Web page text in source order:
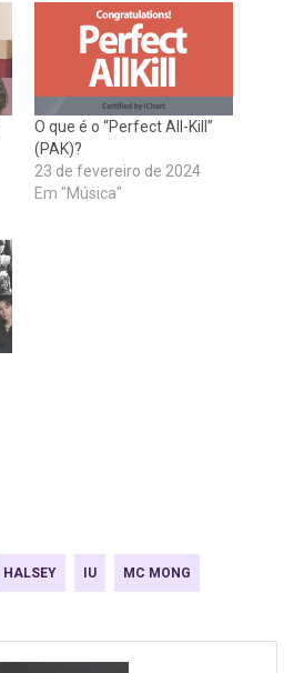
O que é o “Perfect All-Kill”
(PAK)?
23 de fevereiro de 2024
Em "Música"
HALSEY IU MC MONG